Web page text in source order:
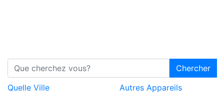
Chercher
Quelle Ville
Autres Appareils